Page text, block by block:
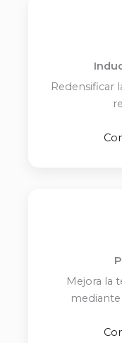
Redensificar
Mejora la